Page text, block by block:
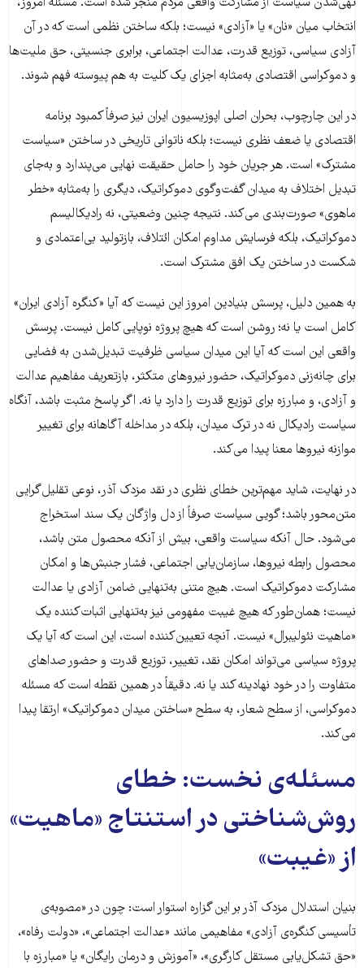
انتخاب میان «نان» یا «آزادی» نیست؛ بلکه ساختن نظمی است که در آن
آزادی سیاسی، توزیع قدرت، عدالت اجتماعی، برابری جنسیتی، حق ملیت‌ها
و دموکراسی اقتصادی به‌مثابه اجزای یک کلیت به هم پیوسته فهم شوند.
در این چارچوب، بحران اصلی اپوزیسیون ایران نیز صرفاً کمبود برنامه
اقتصادی یا ضعف نظری نیست؛ بلکه ناتوانی تاریخی در ساختن «سیاست
مشترک» است. هر جریان خود را حامل حقیقت نهایی می‌پندارد و به‌جای
تبدیل اختلاف به میدان گفت‌وگوی دموکراتیک، دیگری را به‌مثابه «خطر
ماهوی» صورت‌بندی می‌کند. نتیجه چنین وضعیتی، نه رادیکالیسم
دموکراتیک، بلکه فرسایش مداوم امکان ائتلاف، بازتولید بی‌اعتمادی و
شکست در ساختن یک افق مشترک است.
به همین دلیل، پرسش بنیادین امروز این نیست که آیا «کنگره آزادی ایران»
کامل است یا نه؛ روشن است که هیچ پروژه نوپایی کامل نیست. پرسش
واقعی این است که آیا این میدان سیاسی ظرفیت تبدیل‌شدن به فضایی
برای چانه‌زنی دموکراتیک، حضور نیروهای متکثر، بازتعریف مفاهیم عدالت
و آزادی، و مبارزه برای توزیع قدرت را دارد یا نه. اگر پاسخ مثبت باشد، آنگاه
سیاست رادیکال نه در ترک میدان، بلکه در مداخله آگاهانه برای تغییر
موازنه نیروها معنا پیدا می‌کند.
در نهایت، شاید مهم‌ترین خطای نظری در نقد مزدک آذر، نوعی تقلیل‌گرایی
متن‌محور باشد؛ گویی سیاست صرفاً از دل واژگان یک سند استخراج
می‌شود. حال آنکه سیاست واقعی، بیش از آنکه محصول متن باشد،
محصول رابطه نیروها، سازمان‌یابی اجتماعی، فشار جنبش‌ها و امکان
مشارکت دموکراتیک است. هیچ متنی به‌تنهایی ضامن آزادی یا عدالت
نیست؛ همان‌طور که هیچ غیبت مفهومی نیز به‌تنهایی اثبات‌کننده یک
«ماهیت نئولیبرال» نیست. آنچه تعیین‌کننده است، این است که آیا یک
پروژه سیاسی می‌تواند امکان نقد، تغییر، توزیع قدرت و حضور صداهای
متفاوت را در خود نهادینه کند یا نه. دقیقاً در همین نقطه است که مسئله
دموکراسی، از سطح شعار، به سطح «ساختن میدان دموکراتیک» ارتقا پیدا
می‌کند.
مسئله‌ی نخست: خطای
روش‌شناختی در استنتاج «ماهیت»
از «غیبت»
بنیان استدلال مزدک آذر بر این گزاره استوار است: چون در «مصوبه‌ی
تأسیسی کنگره‌ی آزادی» مفاهیمی مانند «عدالت اجتماعی»، «دولت رفاه»،
«حق تشکل‌یابی مستقل کارگری»، «آموزش و درمان رایگان» یا «مبارزه با